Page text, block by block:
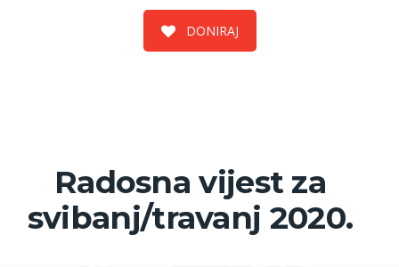
DONIRAJ
Radosna vijest za
svibanj/travanj 2020.